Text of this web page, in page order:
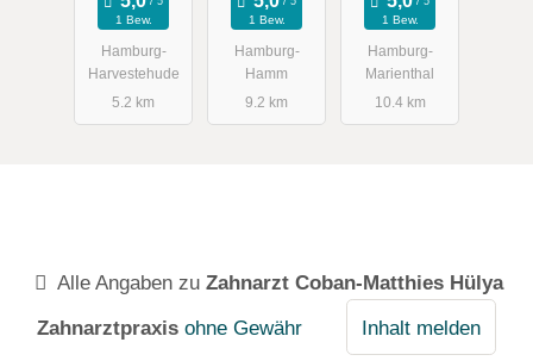
1 Bew.
Hamburg-
Harvestehude
5.2 km
1 Bew.
Hamburg-
Hamm
9.2 km
1 Bew.
Hamburg-
Marienthal
10.4 km
Alle Angaben zu Zahnarzt Coban-Matthies Hülya
Zahnarztpraxis ohne Gewähr Inhalt melden